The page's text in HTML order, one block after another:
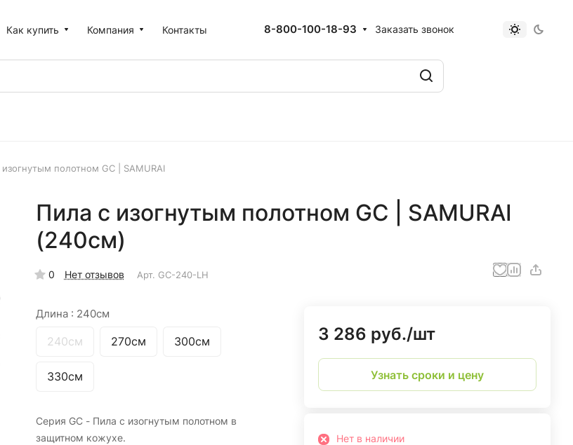
Как купить Компания Контакты 8-800-100-18-93 Заказать звонок
полотном GC | SAMURAI
Пила с изогнутым полотном GC | SAMURAI
(240см)
0 Нет отзывов Арт. GC-240-LH
Длина : 240см
240см 270см 300см
330см
Серия GC - Пила с изогнутым полотном в
защитном кожухе.
3 286 руб./шт
Узнать сроки и цену
Нет в наличии